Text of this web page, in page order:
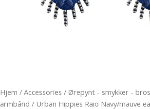
Hjem / Accessories / Ørepynt - smykker -
armbånd / Urban Hippies Raio Navy/mauve